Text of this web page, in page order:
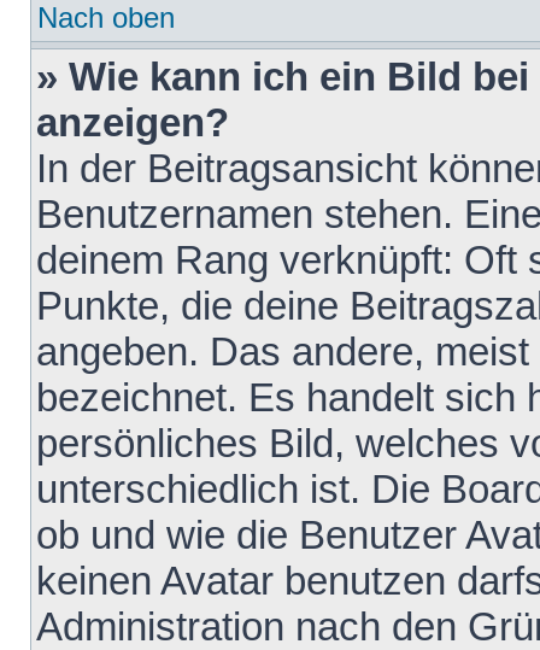
Nach oben
» Wie kann ich ein Bild
anzeigen?
In der Beitragsansicht
Benutzernamen stehen.
deinem Rang verknüpft: Oft
Punkte, die deine
angeben. Das andere,
bezeichnet. Es handelt sich
persönliches Bild, welches
unterschiedlich ist. Die
ob und wie die Benutzer
keinen Avatar benutzen
Administration nach den